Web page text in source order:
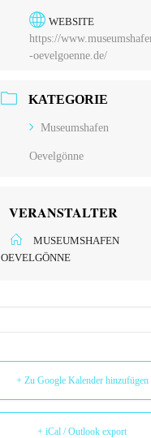
WEBSITE
https://
-oevelgoenne.de/
KATEGORIE
Museumshafen
Oevelgönne
VERANSTALTER
MUSEUMSHAFEN
OEVELGÖNNE
+ Zu Google Kalender hinzufügen
+ iCal / Outlook export